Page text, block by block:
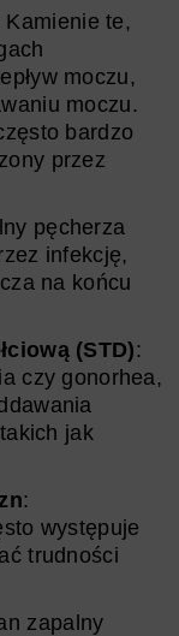
Kamienie te,
moczu,
moczu.
bardzo
przez
pęcherza
infekcję,
na końcu
(STD):
czy gonorhea,
jak
:
występuje
trudności
zapalny